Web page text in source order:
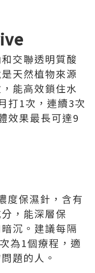
交聯透明質酸
天然植物來源
能高效鎖住水
打1次，連續3次
效果最長可達9
度保濕針，含有
，能深層保
沉。建議每隔
為1個療程，適
題的人。